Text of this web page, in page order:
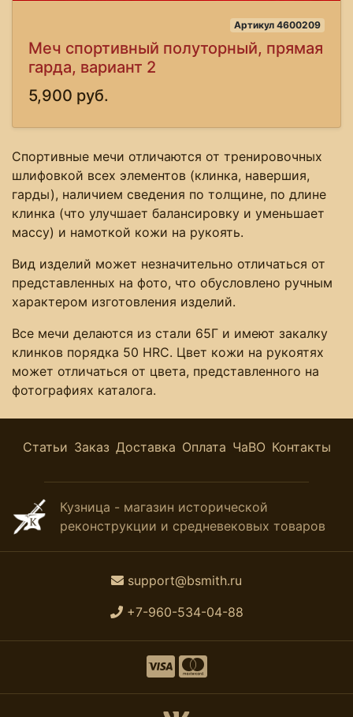
Артикул 4600209
Меч спортивный полуторный, прямая
гарда, вариант 2
5,900 руб.
Спортивные мечи отличаются от тренировочных
шлифовкой всех элементов (клинка, навершия,
гарды), наличием сведения по толщине, по длине
клинка (что улучшает балансировку и уменьшает
массу) и намоткой кожи на рукоять.
Вид изделий может незначительно отличаться от
представленных на фото, что обусловлено ручным
характером изготовления изделий.
Все мечи делаются из стали 65Г и имеют закалку
клинков порядка 50 HRC. Цвет кожи на рукоятях
может отличаться от цвета, представленного на
фотографиях каталога.
Статьи Заказ Доставка Оплата ЧаВО Контакты
Кузница - магазин исторической
реконструкции и средневековых товаров
support@bsmith.ru
+7-960-534-04-88